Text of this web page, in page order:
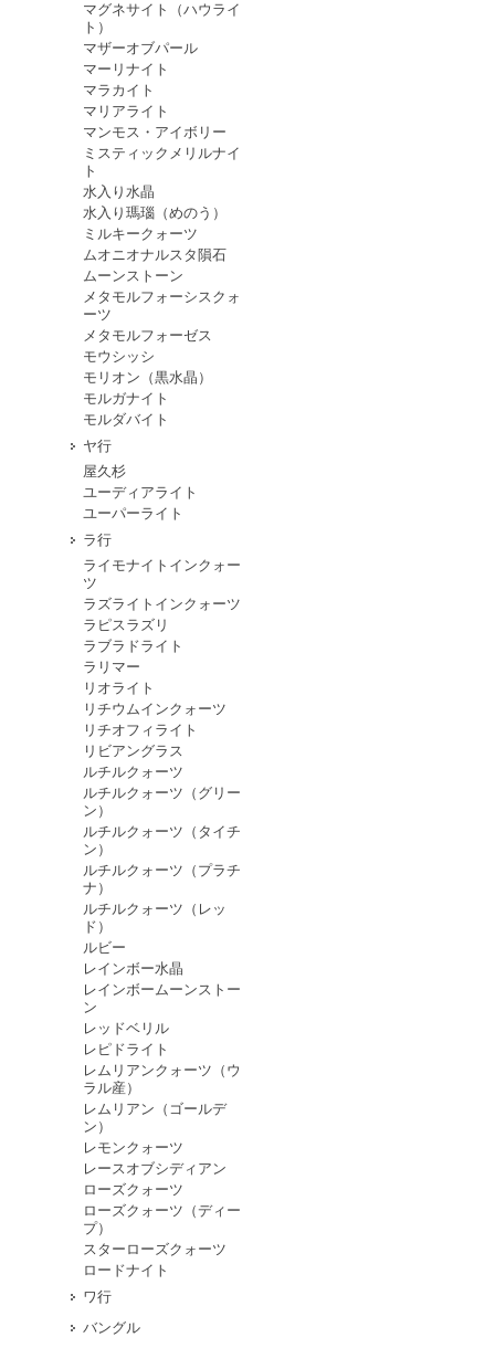
マグネサイト（ハウライ
ト）
マザーオブパール
マーリナイト
マラカイト
マリアライト
マンモス・アイボリー
ミスティックメリルナイ
ト
水入り水晶
水入り瑪瑙（めのう）
ミルキークォーツ
ムオニオナルスタ隕石
ムーンストーン
メタモルフォーシスクォ
ーツ
メタモルフォーゼス
モウシッシ
モリオン（黒水晶）
モルガナイト
モルダバイト
ヤ行
屋久杉
ユーディアライト
ユーパーライト
ラ行
ライモナイトインクォー
ツ
ラズライトインクォーツ
ラピスラズリ
ラブラドライト
ラリマー
リオライト
リチウムインクォーツ
リチオフィライト
リビアングラス
ルチルクォーツ
ルチルクォーツ（グリー
ン）
ルチルクォーツ（タイチ
ン）
ルチルクォーツ（プラチ
ナ）
ルチルクォーツ（レッ
ド）
ルビー
レインボー水晶
レインボームーンストー
ン
レッドベリル
レピドライト
レムリアンクォーツ（ウ
ラル産）
レムリアン（ゴールデ
ン）
レモンクォーツ
レースオブシディアン
ローズクォーツ
ローズクォーツ（ディー
プ）
スターローズクォーツ
ロードナイト
ワ行
バングル